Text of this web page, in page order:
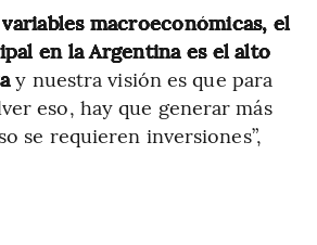
macroeconómicas, el
en la Argentina es el alto
y nuestra visión es que para
eso, hay que generar más
se requieren inversiones”,